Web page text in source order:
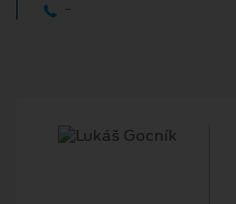
-